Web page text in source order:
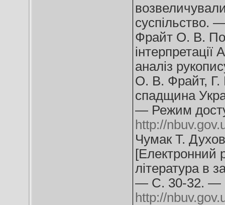
Фрайт О. В.
аналіз
О. В. Фрайт, Г.
спадщина
— Режим
http://
Чумак Т.
[Електронний
література в
— С. 30-32. —
http://